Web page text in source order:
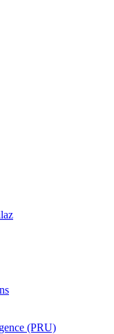
(PRU)